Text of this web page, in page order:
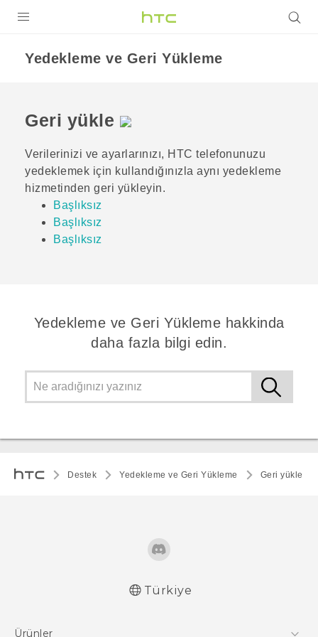
AKILLI TELEFONLAR
VIVERSE
DESTEK
Yedekleme ve Geri Yükleme
Geri yükle
Verilerinizi ve ayarlarınızı, HTC telefonunuzu
yedeklemek için kullandığınızla aynı yedekleme
hizmetinden geri yükleyin.
Başlıksız
Başlıksız
Başlıksız
Yedekleme ve Geri Yükleme hakkinda
daha fazla bilgi edin.
Destek Yedekleme ve Geri Yükleme Geri yükle
Türkiye
Ürünler